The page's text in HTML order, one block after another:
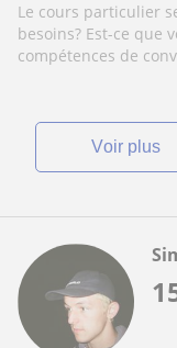
Le cours particulier
besoins? Est-ce que
compétences de
voir plus